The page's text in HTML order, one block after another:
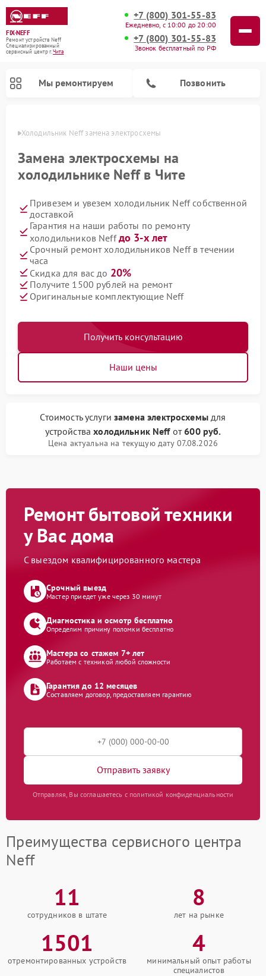
FIX-NEFF
Ремонт устройств Neff
Специализированный
cервисный центр г.Чита
+7 (800) 301-55-83
Ежедневно, с 10:00 до 20:00
+7 (800) 301-55-83
Звонок бесплатный по РФ
Мы ремонтируем Позвонить
Холодильник Neff замена электросхемы
Замена электросхемы на
холодильнике Neff в Чите
Привезем и увезем холодильник Neff собственной
доставкой
Гарантия на наши работы по ремонту
холодильников Neffдо 3-х лет
Срочный ремонт холодильников Neff в течении
часа
Скидка для вас до 20%
Получите 1500 рублей на ремонт
Оригинальные комплектующие Neff
Получить консультацию
Наши цены
Стоимость услугизамена электросхемыдля
устройствахолодильник Neffот600 руб.
Цена актуальна на текущую дату 07.08.2026
Ремонт бытовой техники
у Вас дома
С выездом квалифицированного мастера
Срочный выезд
Мастер приедет уже через 30 минут
Диагностика и осмотр бесплатно
Определим причину поломки бесплатно
Мастера со стажем 7+ лет
Работаем с техникой любой сложности
Гарантия до 12 месяцев
Составляем договор, предоставляем гарантию
Отправить заявку
Отправляя, Вы соглашаетесь с политикой конфиденциальности
Преимущества сервисного центра
Neff
11
сотрудников в штате
8
лет на рынке
1501
отремонтированных устройств
4
минимальный опыт работы
специалистов